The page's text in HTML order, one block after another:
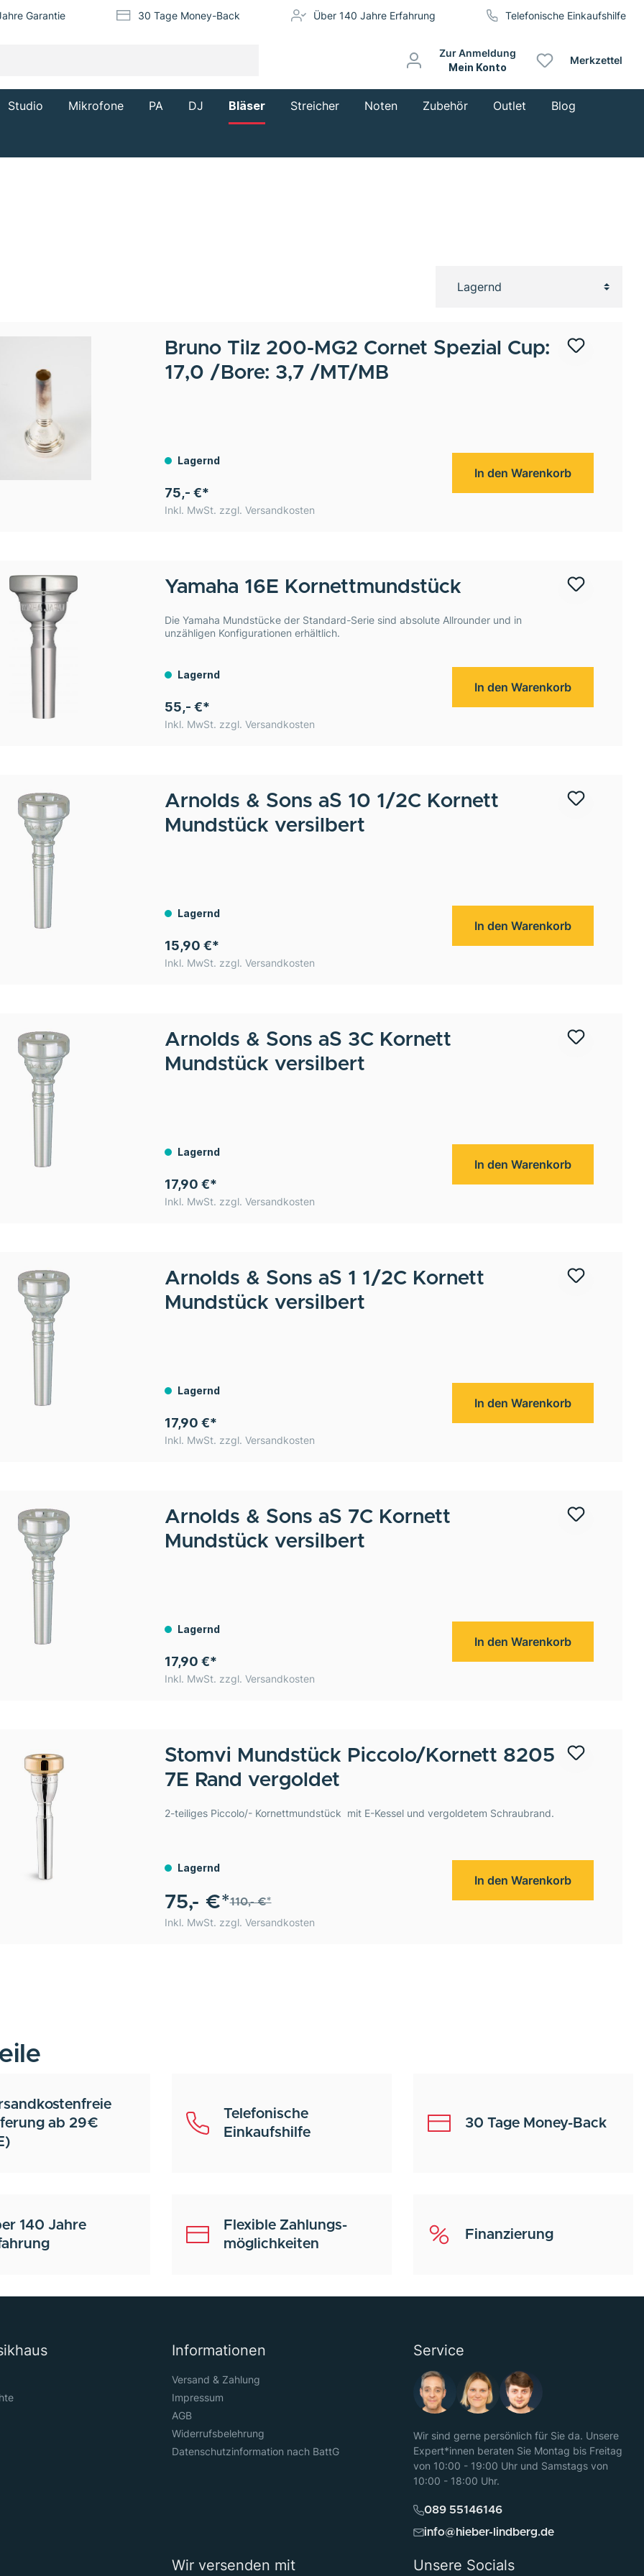
Garantie 30 Tage Money-Back Über 140 Jahre Erfahrung Telefonische Einkaufshilfe
Zur Anmeldung
Mein Konto
Merkzettel
Studio Mikrofone PA DJ Bläser Streicher Noten Zubehör Outlet Blog
Bruno Tilz 200-MG2 Cornet Spezial Cup:
17,0 /Bore: 3,7 /MT/MB
Lagernd
75,- €*
Inkl. MwSt. zzgl. Versandkosten
In den Warenkorb
Yamaha 16E Kornettmundstück
Die Yamaha Mundstücke der Standard-Serie sind absolute Allrounder und in
unzähligen Konfigurationen erhältlich.
Lagernd
55,- €*
Inkl. MwSt. zzgl. Versandkosten
In den Warenkorb
Arnolds & Sons aS 10 1/2C Kornett
Mundstück versilbert
Lagernd
15,90 €*
Inkl. MwSt. zzgl. Versandkosten
In den Warenkorb
Arnolds & Sons aS 3C Kornett
Mundstück versilbert
Lagernd
17,90 €*
Inkl. MwSt. zzgl. Versandkosten
In den Warenkorb
Arnolds & Sons aS 1 1/2C Kornett
Mundstück versilbert
Lagernd
17,90 €*
Inkl. MwSt. zzgl. Versandkosten
In den Warenkorb
Arnolds & Sons aS 7C Kornett
Mundstück versilbert
Lagernd
17,90 €*
Inkl. MwSt. zzgl. Versandkosten
In den Warenkorb
Stomvi Mundstück Piccolo/Kornett 8205
7E Rand vergoldet
2-teiliges Piccolo/- Kornettmundstück mit E-Kessel und vergoldetem Schraubrand.
Lagernd
75,- €*110,- €*
Inkl. MwSt. zzgl. Versandkosten
In den Warenkorb
ab 29€
Telefonische
Einkaufshilfe
30 Tage Money-Back
140 Jahre
Flexible Zahlungs-
möglichkeiten
Finanzierung
Informationen
Versand & Zahlung
Impressum
AGB
Widerrufsbelehrung
Datenschutzinformation nach BattG
Service
Wir sind gerne persönlich für Sie da. Unsere
Expert*innen beraten Sie Montag bis Freitag
von 10:00 - 19:00 Uhr und Samstags von
10:00 - 18:00 Uhr.
089 55146146
info@hieber-lindberg.de
Wir versenden mit Unsere Socials